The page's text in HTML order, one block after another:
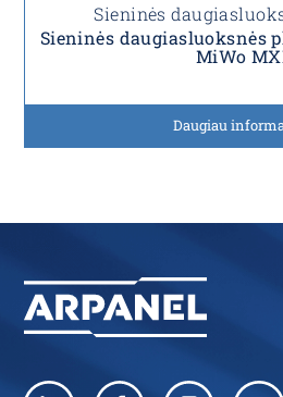
Sieninės
Sieninės daugiasluoksnės
MiWo
Daugiau